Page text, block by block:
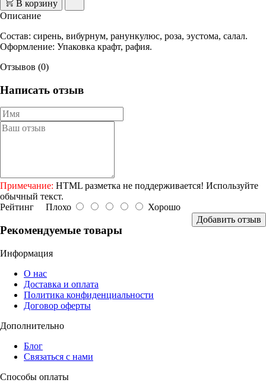
В корзину
Описание
Состав: сирень, вибурнум, ранункулюс, роза, эустома, салал.
Оформление: Упаковка крафт, рафия.
Отзывов (0)
Написать отзыв
Примечание: HTML разметка не поддерживается! Используйте
обычный текст.
Рейтинг Плохо
Хорошо
Добавить отзыв
Рекомендуемые товары
Информация
О нас
Доставка и оплата
Политика конфиденциальности
Договор оферты
Дополнительно
Блог
Связаться с нами
Способы оплаты